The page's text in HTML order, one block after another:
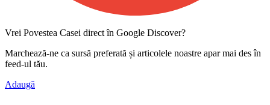
Vrei Povestea Casei direct în Google Discover?
Marchează-ne ca sursă preferată și articolele noastre apar mai des în
feed-ul tău.
Adaugă